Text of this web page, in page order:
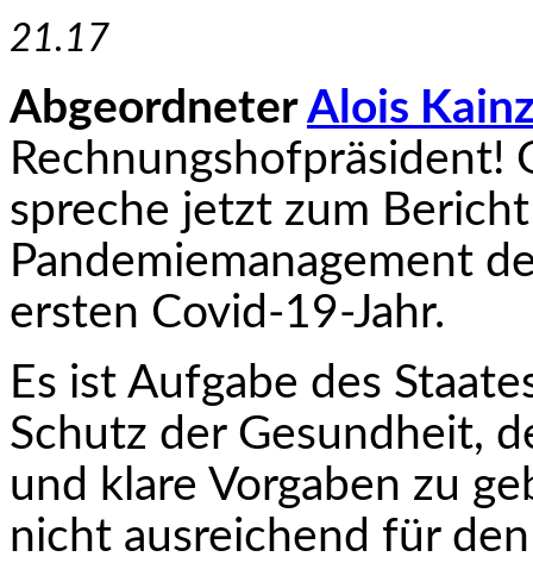
21.17
AbgeordneterAlois
Rechnungshofpräsident!
spreche jetzt zum
Pandemiemanagement
ersten Covid-19-Jahr.
Es ist Aufgabe des
Schutz der Gesundheit,
und klare Vorgaben zu
nicht ausreichend für